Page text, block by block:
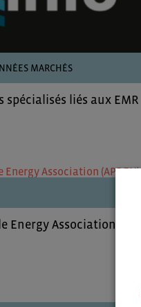
MARCHÉS
spécialisés liés aux EMR
Energy Association